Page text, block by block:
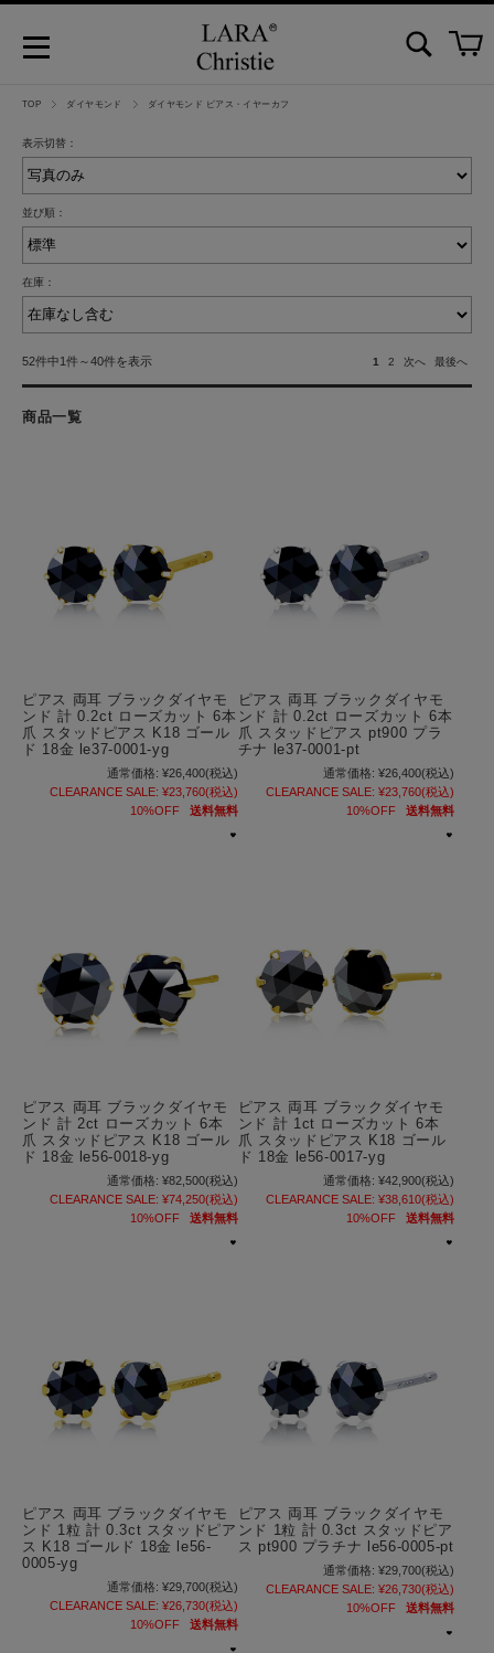
TOP ダイヤモンド ダイヤモンド ピアス・イヤーカフ
表示切替：
並び順：
在庫：
52件中1件～40件を表示 1 2 次へ 最後へ
商品一覧
ピアス 両耳 ブラックダイヤモ
ンド 計 0.2ct ローズカット 6本
爪 スタッドピアス K18 ゴール
ド 18金 le37-0001-yg
通常価格: ¥26,400(税込)
CLEARANCE SALE: ¥23,760(税込)
10%OFF
送料無料
ピアス 両耳 ブラックダイヤモ
ンド 計 0.2ct ローズカット 6本
爪 スタッドピアス pt900 プラ
チナ le37-0001-pt
通常価格: ¥26,400(税込)
CLEARANCE SALE: ¥23,760(税込)
10%OFF
送料無料
ピアス 両耳 ブラックダイヤモ
ンド 計 2ct ローズカット 6本
爪 スタッドピアス K18 ゴール
ド 18金 le56-0018-yg
通常価格: ¥82,500(税込)
CLEARANCE SALE: ¥74,250(税込)
10%OFF
送料無料
ピアス 両耳 ブラックダイヤモ
ンド 計 1ct ローズカット 6本
爪 スタッドピアス K18 ゴール
ド 18金 le56-0017-yg
通常価格: ¥42,900(税込)
CLEARANCE SALE: ¥38,610(税込)
10%OFF
送料無料
ピアス 両耳 ブラックダイヤモ
ンド 1粒 計 0.3ct スタッドピア
ス K18 ゴールド 18金 le56-
0005-yg
通常価格: ¥29,700(税込)
CLEARANCE SALE: ¥26,730(税込)
10%OFF
送料無料
ピアス 両耳 ブラックダイヤモ
ンド 1粒 計 0.3ct スタッドピア
ス pt900 プラチナ le56-0005-pt
通常価格: ¥29,700(税込)
CLEARANCE SALE: ¥26,730(税込)
10%OFF
送料無料